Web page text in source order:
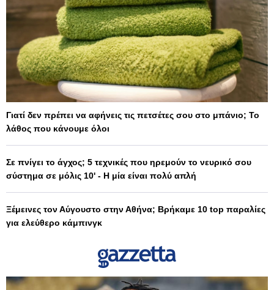
Γιατί δεν πρέπει να αφήνεις τις πετσέτες σου στο μπάνιο; Το
λάθος που κάνουμε όλοι
Σε πνίγει το άγχος; 5 τεχνικές που ηρεμούν το νευρικό σου
σύστημα σε μόλις 10' - Η μία είναι πολύ απλή
Ξέμεινες τον Αύγουστο στην Αθήνα; Βρήκαμε 10 top παραλίες
για ελεύθερο κάμπινγκ